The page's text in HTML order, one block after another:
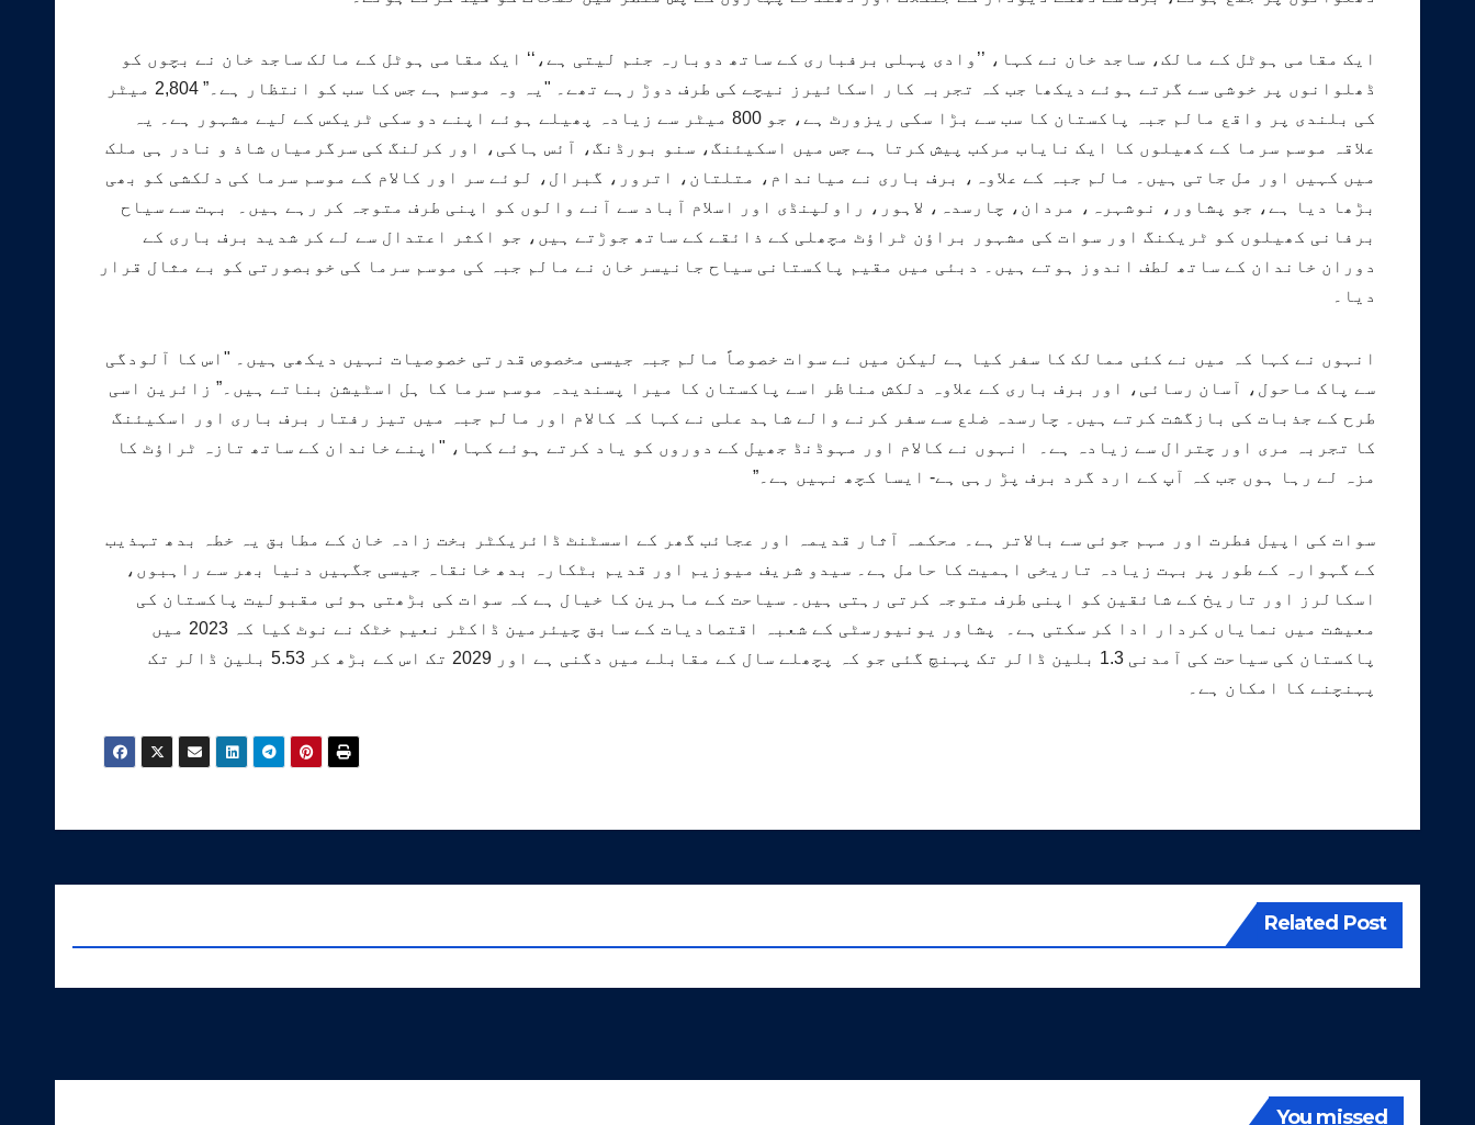
ایک مقامی ہوٹل کے مالک، ساجد خان نے کہا، ’’وادی پہلی برفباری کے ساتھ دوبارہ جنم لیتی ہے،‘‘ ایک مقامی ہوٹل کے مالک ساجد خان نے بچوں کو
ڈھلوانوں پر خوشی سے گرتے ہوئے دیکھا جب کہ تجربہ کار اسکائیرز نیچے کی طرف دوڑ رہے تھے۔ "یہ وہ موسم ہے جس کا سب کو انتظار ہے۔” 2,804 میٹر
کی بلندی پر واقع مالم جبہ پاکستان کا سب سے بڑا سکی ریزورٹ ہے، جو 800 میٹر سے زیادہ پھیلے ہوئے اپنے دو سکی ٹریکس کے لیے مشہور ہے۔ یہ
علاقہ موسم سرما کے کھیلوں کا ایک نایاب مرکب پیش کرتا ہے جس میں اسکیئنگ، سنو بورڈنگ، آئس ہاکی، اور کرلنگ کی سرگرمیاں شاذ و نادر ہی ملک
میں کہیں اور مل جاتی ہیں۔ مالم جبہ کے علاوہ، برف باری نے میاندام، متلتان، اترور، گبرال، لوئے سر اور کالام کے موسم سرما کی دلکشی کو بھی
بڑھا دیا ہے، جو پشاور، نوشہرہ، مردان، چارسدہ، لاہور، راولپنڈی اور اسلام آباد سے آنے والوں کو اپنی طرف متوجہ کر رہے ہیں۔ بہت سے سیاح
برفانی کھیلوں کو ٹریکنگ اور سوات کی مشہور براؤن ٹراؤٹ مچھلی کے ذائقے کے ساتھ جوڑتے ہیں، جو اکثر اعتدال سے لے کر شدید برف باری کے
دوران خاندان کے ساتھ لطف اندوز ہوتے ہیں۔ دبئی میں مقیم پاکستانی سیاح جانیسر خان نے مالم جبہ کی موسم سرما کی خوبصورتی کو بے مثال قرار
دیا۔
انہوں نے کہا کہ میں نے کئی ممالک کا سفر کیا ہے لیکن میں نے سوات خصوصاً مالم جبہ جیسی مخصوص قدرتی خصوصیات نہیں دیکھی ہیں۔ "اس کا آلودگی
سے پاک ماحول، آسان رسائی، اور برف باری کے علاوہ دلکش مناظر اسے پاکستان کا میرا پسندیدہ موسم سرما کا ہل اسٹیشن بناتے ہیں۔” زائرین اسی
طرح کے جذبات کی بازگشت کرتے ہیں۔ چارسدہ ضلع سے سفر کرنے والے شاہد علی نے کہا کہ کالام اور مالم جبہ میں تیز رفتار برف باری اور اسکیئنگ
کا تجربہ مری اور چترال سے زیادہ ہے۔ انہوں نے کالام اور مہوڈنڈ جھیل کے دوروں کو یاد کرتے ہوئے کہا، "اپنے خاندان کے ساتھ تازہ ٹراؤٹ کا
مزہ لے رہا ہوں جب کہ آپ کے ارد گرد برف پڑ رہی ہے- ایسا کچھ نہیں ہے۔”
سوات کی اپیل فطرت اور مہم جوئی سے بالاتر ہے۔ محکمہ آثار قدیمہ اور عجائب گھر کے اسسٹنٹ ڈائریکٹر بخت زادہ خان کے مطابق یہ خطہ بدھ تہذیب
کے گہوارہ کے طور پر بہت زیادہ تاریخی اہمیت کا حامل ہے۔ سیدو شریف میوزیم اور قدیم بٹکارہ بدھ خانقاہ جیسی جگہیں دنیا بھر سے راہبوں،
اسکالرز اور تاریخ کے شائقین کو اپنی طرف متوجہ کرتی رہتی ہیں۔ سیاحت کے ماہرین کا خیال ہے کہ سوات کی بڑھتی ہوئی مقبولیت پاکستان کی
معیشت میں نمایاں کردار ادا کر سکتی ہے۔ پشاور یونیورسٹی کے شعبہ اقتصادیات کے سابق چیئرمین ڈاکٹر نعیم خٹک نے نوٹ کیا کہ 2023 میں
پاکستان کی سیاحت کی آمدنی 1.3 بلین ڈالر تک پہنچ گئی جو کہ پچھلے سال کے مقابلے میں دگنی ہے اور 2029 تک اس کے بڑھ کر 5.53 بلین ڈالر تک
پہنچنے کا امکان ہے۔
Related Post
You missed